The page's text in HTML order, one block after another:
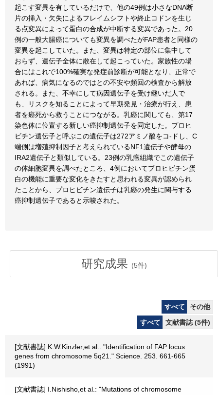
起こす変異を有しているだけで、他の49例は小さなDNA断
片の挿入・欠失によるフレイムシフトや終止コドンを生じ
る点変異によって蛋白の合成が中断する変異であった。20
例の一般大腸癌についても変異を調べたがFAP患者と同様の
変異を起こしていた。また、変異は特定の部位に集中して
おらず、遺伝子全体に散在して起こっていた。家族性の場
合にはこれで100%確実な発症前診断が可能となり、正常で
あれば、病気になるのではとの不安や頻回の検査から解放
される。また、不幸にして病因遺伝子を受け継いだ人で
も、リスクを知ることによって早期発見・治療が行え、患
者を癌死から救うことにつながる。乳癌に関しても、第17
染色体に位置する新しい癌抑制遺伝子を同定した。プロヒ
ビチン遺伝子と呼ぶこの遺伝子は272アミノ酸をコ-ドし、C
端側は増殖抑制因子と考えられているNF1遺伝子や酵母の
IRA2遺伝子と類似している。23例の乳癌組織でこの遺伝子
の体細胞変異を調べたところ、4例においてプロヒビチン蛋
白の機能に重要な変化をきたすと思われる変異が認められ
たことから、プロヒビチン遺伝子は乳癌の発生に関与する
癌抑制遺伝子であると示唆された。
研究成果 (5件)
すべて
その他
すべて
文献書誌 (5件)
[文献書誌] K.W.Kinzler,et al.: "Identification of FAP locus
genes from chromosome 5q21." Science. 253. 661-665
(1991)
[文献書誌] I.Nishisho,et al.: "Mutations of chromosome